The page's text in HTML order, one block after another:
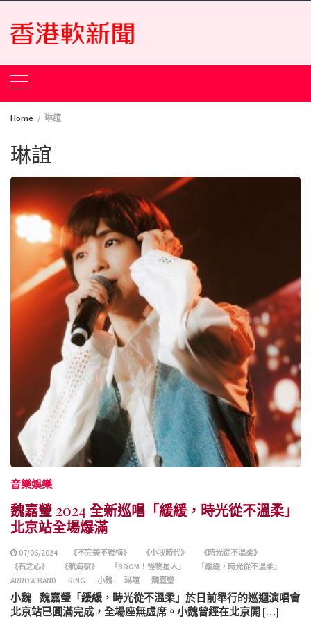
Skip
content
Home 琳誼
琳誼
音樂娛樂
魏嘉瑩 2024 全新巡唱「緩緩，時光從不溫柔」
北京站全場爆滿
07/06/2024 《不完美不後悔》 《小我時代》
《時光從不溫柔》
《石之心》
《航海家》 「BOOM！怪物星人」
「緩緩，時光從不溫柔」
ARROW BAND
RING 小魏 琳誼 魏嘉瑩
小魏 魏嘉瑩「緩緩，時光從不溫柔」於日前舉行的巡迴演唱會
北京站已圓滿完成，全場座無虛席。小魏曾經在北京開 […]